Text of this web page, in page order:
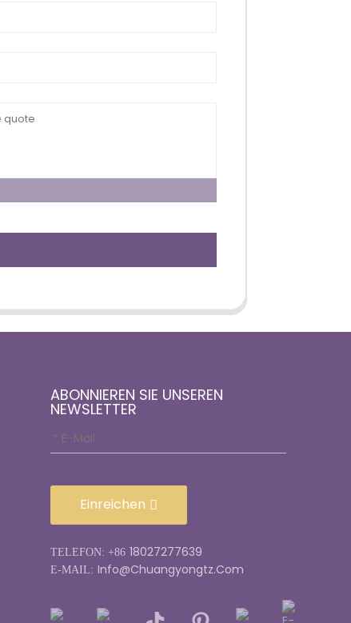
ABONNIEREN SIE UNSEREN
NEWSLETTER
Einreichen
TELEFON: +86 18027277639
E-MAIL: Info@chuangyongtz.com